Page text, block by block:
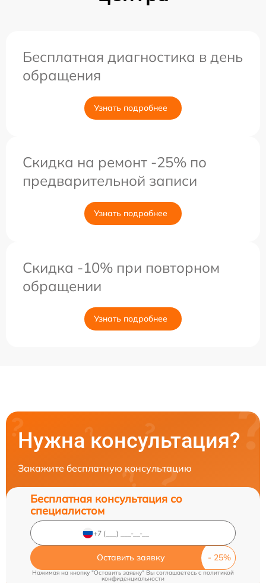
Бесплатная диагностика в день
обращения
Узнать подробнее
Скидка на ремонт -25% по
предварительной записи
Узнать подробнее
Скидка -10% при повторном
обращении
Узнать подробнее
Нужна консультация?
Закажите бесплатную консультацию
Бесплатная консультация со
специалистом
Оставить заявку
Нажимая на кнопку "Оставить заявку" Вы соглашаетесь cполитикой
конфиденциальности